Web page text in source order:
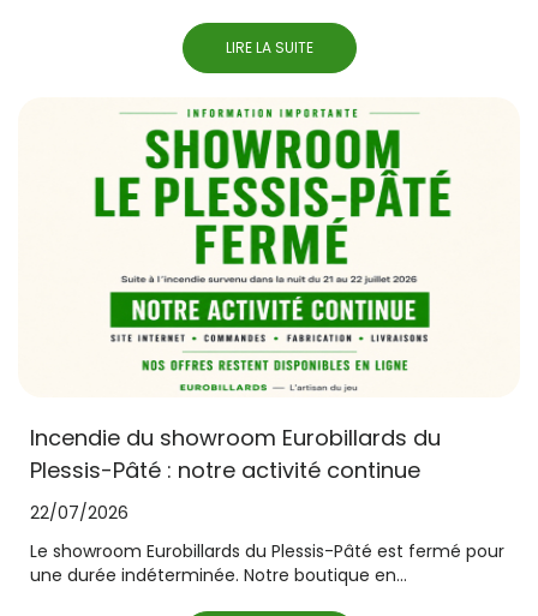
LIRE LA SUITE
Incendie du showroom Eurobillards du
Plessis-Pâté : notre activité continue
22/07/2026
Le showroom Eurobillards du Plessis-Pâté est fermé pour
une durée indéterminée. Notre boutique en...